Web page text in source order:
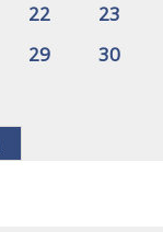
22
23
29
30